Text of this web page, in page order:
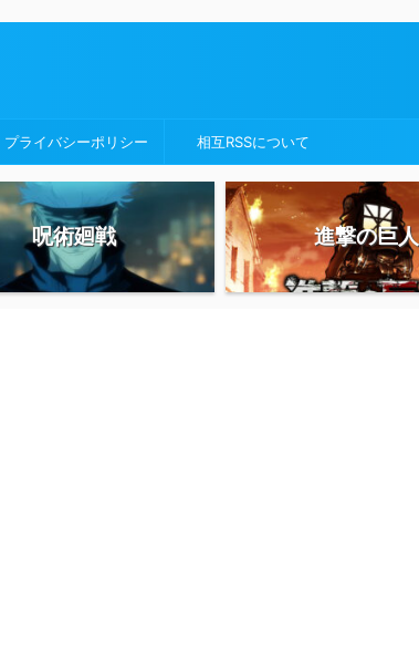
プライバシーポリシー 相互RSSについて
呪術廻戦 進撃の巨人